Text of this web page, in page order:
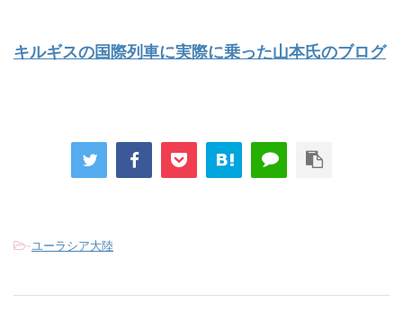
キルギスの国際列車に実際に乗った山本氏のブログ
-ユーラシア大陸